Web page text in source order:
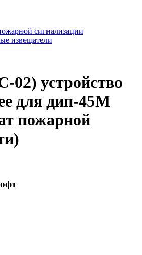
сигнализации
извещатели
устройство
для дип-45М
пожарной